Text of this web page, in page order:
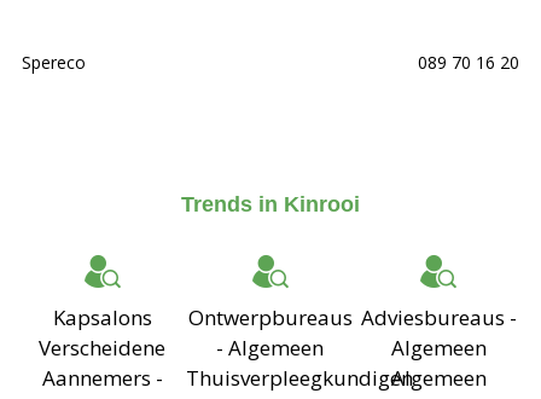
Spereco 089 70 16 20
Trends in Kinrooi
Kapsalons
Verscheidene
Aannemers -
Ontwerpbureaus
- Algemeen
Thuisverpleegkundigen
Adviesbureaus -
Algemeen
Algemeen